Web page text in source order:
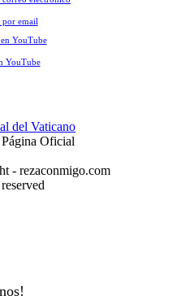
por email
YouTube
Oficial
- rezaconmigo.com